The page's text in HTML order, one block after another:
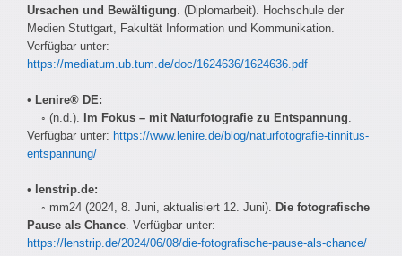
Ursachen und Bewältigung . (Diplomarbeit). Hochschule der
Medien Stuttgart, Fakultät Information und Kommunikation.
Verfügbar unter:
https://mediatum.ub.tum.de/doc/1624636/1624636.pdf
• Lenire® DE:
◦ (n.d.).
Im Fokus – mit Naturfotografie zu Entspannung
Verfügbar unter: https://www.lenire.de/blog/naturfotografie-tinnitus-
entspannung/
• lenstrip.de:
◦ mm24 (2024, 8. Juni, aktualisiert 12. Juni).
Die fotografische
Pause als Chance . Verfügbar unter:
https://lenstrip.de/2024/06/08/die-fotografische-pause-als-chance/